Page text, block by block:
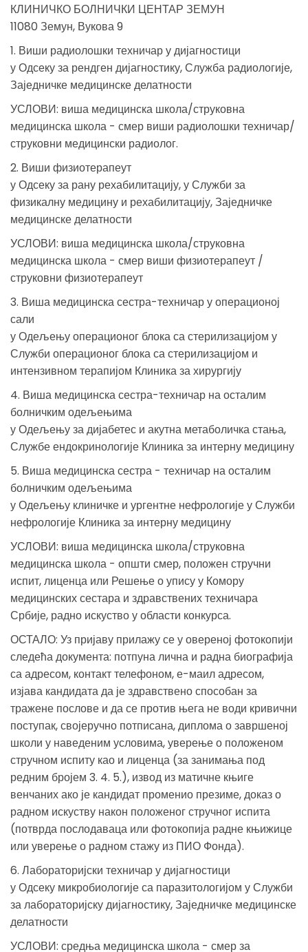
КЛИНИЧКО БОЛНИЧКИ ЦЕНТАР ЗЕМУН
11080 Земун, Вукова 9
1. Виши радиолошки техничар у дијагностици
у Одсеку за рендген дијагностику, Служба радиологије,
Заједничке медицинске делатности
УСЛОВИ: виша медицинска школа/струковна
медицинска школа - смер виши радиолошки техничар/
струковни медицински радиолог.
2. Виши физиотерапеут
у Одсеку за рану рехабилитацију, у Служби за
физикалну медицину и рехабилитацију, Заједничке
медицинске делатности
УСЛОВИ: виша медицинска школа/струковна
медицинска школа - смер виши физиотерапеут /
струковни физиотерапеут
3. Виша медицинска сестра-техничар у операционој
сали
у Одељењу операционог блока са стерилизацијом у
Служби операционог блока са стерилизацијом и
интензивном терапијом Клиника за хирургију
4. Виша медицинска сестра-техничар на осталим
болничким одељењима
у Одељењу за дијабетес и акутна метаболичка стања,
Службе ендокринологије Клиника за интерну медицину
5. Виша медицинска сестра - техничар на осталим
болничким одељењима
у Одељењу клиничке и ургентне нефрологије у Служби
нефрологије Клиника за интерну медицину
УСЛОВИ: виша медицинска школа/струковна
медицинска школа - општи смер, положен стручни
испит, лиценца или Решење о упису у Комору
медицинских сестара и здравствених техничара
Србије, радно искуство у области конкурса.
ОСТАЛО: Уз пријаву прилажу се у овереној фотокопији
следећа документа: потпуна лична и радна биографија
са адресом, контакт телефоном, е-маил адресом,
изјава кандидата да је здравствено способан за
тражене послове и да се против њега не води кривични
поступак, својеручно потписана, диплома о завршеној
школи у наведеним условима, уверење о положеном
стручном испиту као и лиценца (за занимања под
редним бројем 3. 4. 5.), извод из матичне књиге
венчаних ако је кандидат променио презиме, доказ о
радном искуству након положеног стручног испита
(потврда послодаваца или фотокопија радне књижице
или уверење о радном стажу из ПИО Фонда).
6. Лабораторијски техничар у дијагностици
у Одсеку микробиологије са паразитологијом у Служби
за лабораторијску дијагностику, Заједничке медицинске
делатности
УСЛОВИ: средња медицинска школа - смер за